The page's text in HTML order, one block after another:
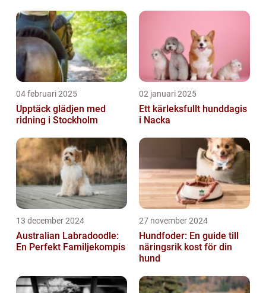
04 februari 2025
Upptäck glädjen med
ridning i Stockholm
02 januari 2025
Ett kärleksfullt hunddagis
i Nacka
13 december 2024
Australian Labradoodle:
En Perfekt Familjekompis
27 november 2024
Hundfoder: En guide till
näringsrik kost för din
hund